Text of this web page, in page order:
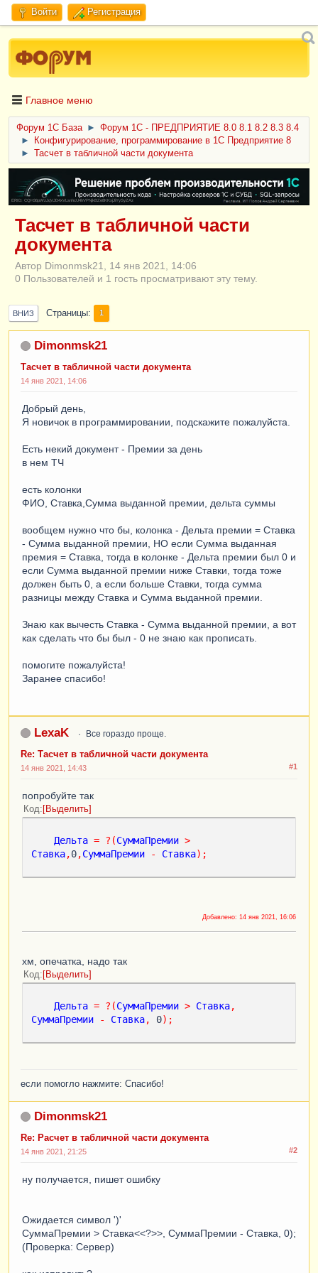
Войти Регистрация
Главное меню
Форум 1C База ►
Форум 1С - ПРЕДПРИЯТИЕ 8.0 8.1 8.2 8.3 8.4
►
Конфигурирование, программирование в 1С Предприятие 8
►
Тасчет в табличной части документа
ERID: CQH36pWzJqVJD4xVLsnhcU4hVPNjkBZe8KKxjJiYySyZAz
Тасчет в табличной части
документа
Автор Dimonmsk21, 14 янв 2021, 14:06
0 Пользователей и 1 гость просматривают эту тему.
ВНИЗ Страницы 1
Dimonmsk21
Тасчет в табличной части документа
14 янв 2021, 14:06
Добрый день,
Я новичок в программировании, подскажите пожалуйста.
Есть некий документ - Премии за день
в нем ТЧ
есть колонки
ФИО, Ставка,Сумма выданной премии, дельта суммы
вообщем нужно что бы, колонка - Дельта премии = Ставка
- Сумма выданной премии, НО если Сумма выданная
премия = Ставка, тогда в колонке - Дельта премии был 0 и
если Сумма выданной премии ниже Ставки, тогда тоже
должен быть 0, а если больше Ставки, тогда сумма
разницы между Ставка и Сумма выданной премии.
Знаю как вычесть Ставка - Сумма выданной премии, а вот
как сделать что бы был - 0 не знаю как прописать.
помогите пожалуйста!
Заранее спасибо!
LexaK Все гораздо проще.
Re: Тасчет в табличной части документа
#1
14 янв 2021, 14:43
попробуйте так
Код Выделить
Дельта = ?(СуммаПремии >
Ставка,0,СуммаПремии - Ставка);
Добавлено: 14 янв 2021, 16:06
хм, опечатка, надо так
Код Выделить
Дельта = ?(СуммаПремии > Ставка,
СуммаПремии
- Ставка, 0);
если помогло нажмите: Спасибо!
Dimonmsk21
Re: Расчет в табличной части документа
#2
14 янв 2021, 21:25
ну получается, пишет ошибку
Ожидается символ ')'
СуммаПремии > Ставка<<?>>, СуммаПремии - Ставка, 0);
(Проверка: Сервер)